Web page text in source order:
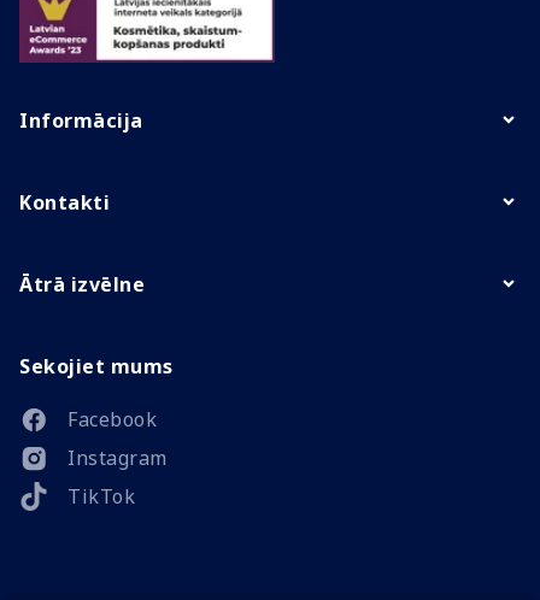
Informācija
Kontakti
Ātrā izvēlne
Sekojiet mums
Facebook
Instagram
TikTok